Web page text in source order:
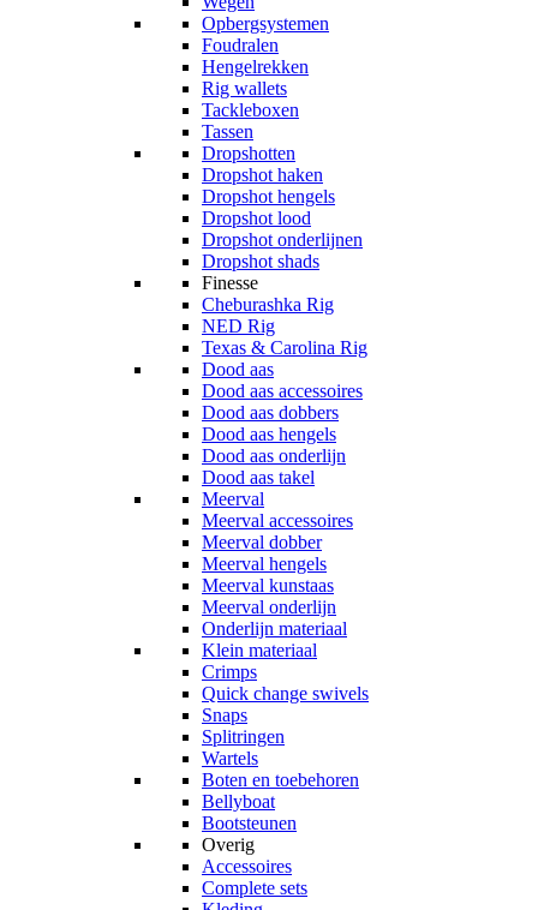
Opbergsystemen
Foudralen
Hengelrekken
Rig wallets
Tackleboxen
Tassen
Dropshotten
Dropshot haken
Dropshot hengels
Dropshot lood
Dropshot onderlijnen
Dropshot shads
Finesse
Cheburashka Rig
NED Rig
Texas & Carolina Rig
Dood aas
Dood aas accessoires
Dood aas dobbers
Dood aas hengels
Dood aas onderlijn
Dood aas takel
Meerval
Meerval accessoires
Meerval dobber
Meerval hengels
Meerval kunstaas
Meerval onderlijn
Onderlijn materiaal
Klein materiaal
Crimps
Quick change swivels
Snaps
Splitringen
Wartels
Boten en toebehoren
Bellyboat
Bootsteunen
Overig
Accessoires
Complete sets